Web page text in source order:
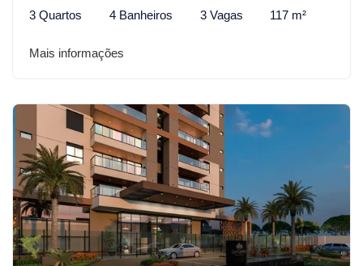
3 Quartos 4 Banheiros 3 Vagas 117 m²
Mais informações